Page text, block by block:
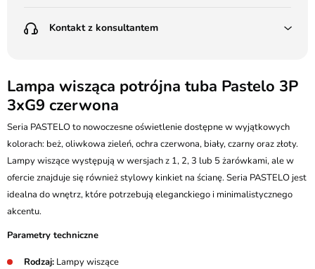
Poczta Polska Kurier 48H - 11 zł
(od 1000 zł dla gabarytów, nie dotyczy produktów 3m)
Pobranie:
Poczta Polska Kurier 48H - 16 zł
Kurier GLS - 20 zł
Przesyłka Gabarytowa - 35 zł
Kontakt z konsultantem
Batalionów Chłopskich 12, 94-058 Łódź
506 336 320
kontakt@ledstyl.pl
Lampa wisząca potrójna tuba Pastelo 3P
3xG9 czerwona
Seria PASTELO to nowoczesne oświetlenie dostępne w wyjątkowych
kolorach: beż, oliwkowa zieleń, ochra czerwona, biały, czarny oraz złoty.
Lampy wiszące występują w wersjach z 1, 2, 3 lub 5 żarówkami, ale w
ofercie znajduje się również stylowy kinkiet na ścianę. Seria PASTELO jest
idealna do wnętrz, które potrzebują eleganckiego i minimalistycznego
akcentu.
Parametry techniczne
Rodzaj: Lampy wiszące